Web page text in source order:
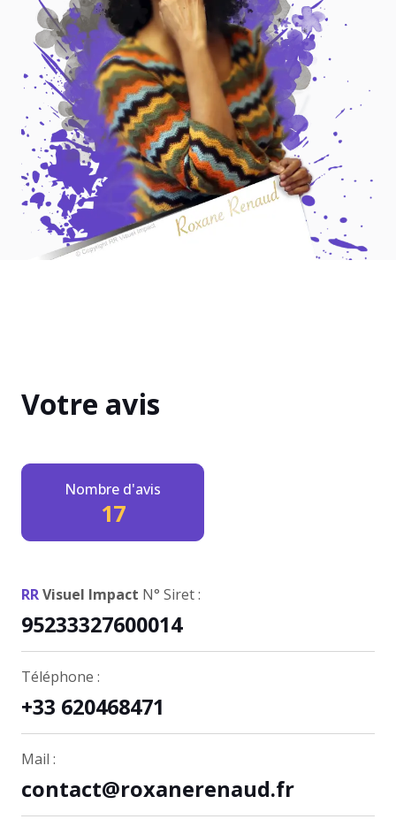
Votre avis
Nombre d'avis
17
RRVisuel Impact N° Siret :
95233327600014
Téléphone :
+33 620468471
Mail :
contact@roxanerenaud.fr